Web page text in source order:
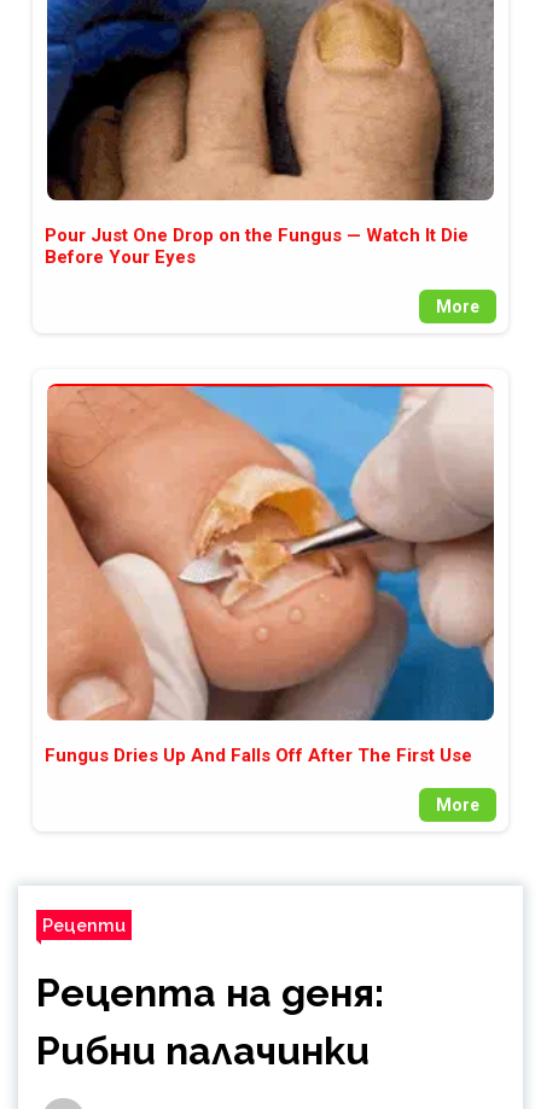
Pour Just One Drop on the Fungus — Watch It Die
Before Your Eyes
More
Fungus Dries Up And Falls Off After The First Use
More
Рецепти
Рецепта на деня:
Рибни палачинки